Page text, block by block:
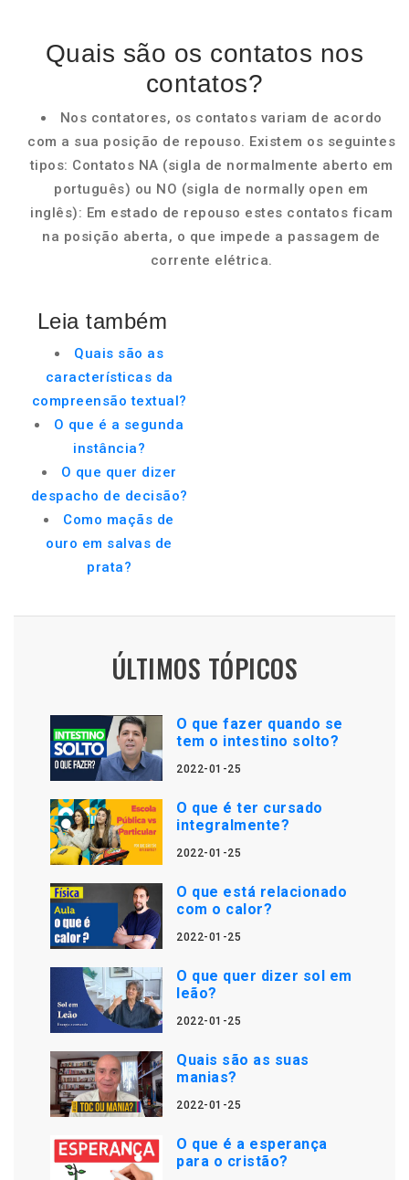
Quais são os contatos nos
contatos?
Nos contatores, os contatos variam de acordo
com a sua posição de repouso. Existem os seguintes
tipos: Contatos NA (sigla de normalmente aberto em
português) ou NO (sigla de normally open em
inglês): Em estado de repouso estes contatos ficam
na posição aberta, o que impede a passagem de
corrente elétrica.
Leia também
Quais são as
características da
compreensão textual?
O que é a segunda
instância?
O que quer dizer
despacho de decisão?
Como maçãs de
ouro em salvas de
prata?
ÚLTIMOS TÓPICOS
O que fazer quando se
tem o intestino solto?
2022-01-25
O que é ter cursado
integralmente?
2022-01-25
O que está relacionado
com o calor?
2022-01-25
O que quer dizer sol em
leão?
2022-01-25
Quais são as suas
manias?
2022-01-25
O que é a esperança
para o cristão?